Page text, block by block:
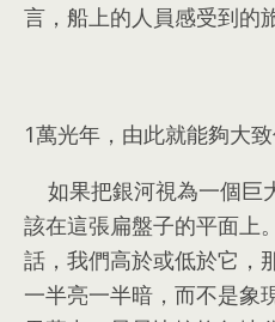
言 ， 船上的人員感受到的
1萬光年 ， 由此就能夠大
如果把銀河視為一個巨
該在這張扁盤子的平面上。
話 ， 我們高於或低於它 ，
一半亮一半暗 ， 而不是象